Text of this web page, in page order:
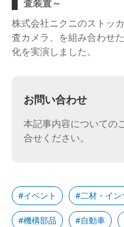
査装置～
株式会社ニクニのストッ
査カメラ、を組み合わせ
化を実演しました。
お問い合わせ
本記事内容についての
合せください。
イベント 二材・イ
機構部品 自動車